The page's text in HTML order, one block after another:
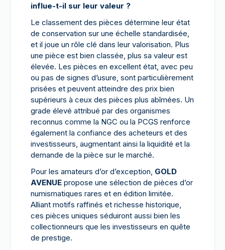
influe-t-il sur leur valeur ?
Le classement des pièces détermine leur état
de conservation sur une échelle standardisée,
et il joue un rôle clé dans leur valorisation. Plus
une pièce est bien classée, plus sa valeur est
élevée. Les pièces en excellent état, avec peu
ou pas de signes d’usure, sont particulièrement
prisées et peuvent atteindre des prix bien
supérieurs à ceux des pièces plus abîmées. Un
grade élevé attribué par des organismes
reconnus comme la NGC ou la PCGS renforce
également la confiance des acheteurs et des
investisseurs, augmentant ainsi la liquidité et la
demande de la pièce sur le marché.
Pour les amateurs d’or d’exception, GOLD
AVENUE propose une sélection de pièces d’or
numismatiques rares et en édition limitée.
Alliant motifs raffinés et richesse historique,
ces pièces uniques séduiront aussi bien les
collectionneurs que les investisseurs en quête
de prestige.